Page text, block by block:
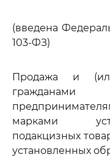
(введена
103-ФЗ)
Продажа и
гражданами
марками
подакцизных
установленных